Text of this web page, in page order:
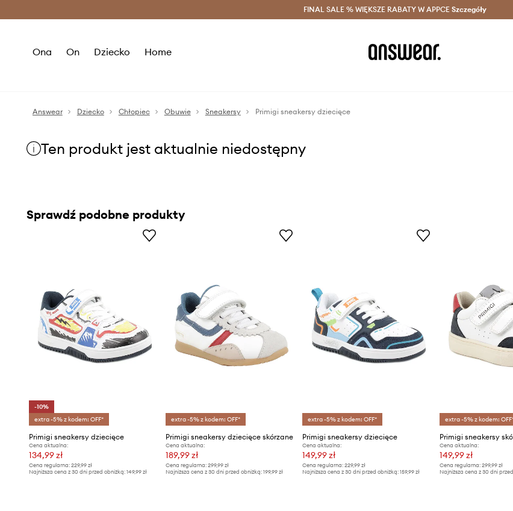
Oszczędzaj z Answear Club > Dostawa nawet w 24h >
FINAL SALE % WIĘKSZE RABATY W APPCE Szczegóły
Ona On Dziecko Home
Answear Dziecko Chłopiec Obuwie Sneakersy Primigi sneakersy dziecięce
Ten produkt jest aktualnie niedostępny
Sprawdź podobne produkty
-10%
extra -5% z kodem: OFF*
Primigi sneakersy dziecięce
Cena aktualna:
134,99 zł
Cena regularna: 229,99 zł
Najniższa cena z 30 dni przed obniżką: 149,99 zł
extra -5% z kodem: OFF*
Primigi sneakersy dziecięce skórzane
Cena aktualna:
189,99 zł
Cena regularna:299,99 zł
Najniższa cena z 30 dni przed obniżką:199,99 zł
extra -5% z kodem: OFF*
Primigi sneakersy dziecięce
Cena aktualna:
149,99 zł
Cena regularna: 229,99 zł
Najniższa cena z 30 dni przed obniżką: 159,99 zł
extra -5% z kodem:
Primigi sneakersy
Cena aktualna:
149,99 zł
Cena regularna: 299,99 zł
Najniższa cena z 30 dni